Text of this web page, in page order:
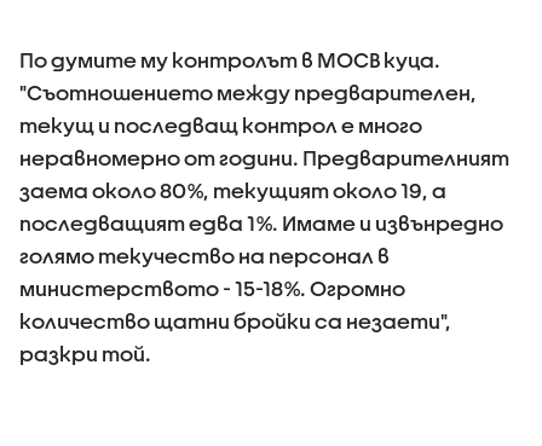
По думите му контролът в МОСВ куца.
"Съотношението между предварителен,
текущ и последващ контрол е много
неравномерно от години. Предварителният
заема около 80%, текущият около 19, а
последващият едва 1%. Имаме и извънредно
голямо текучество на персонал в
министерството - 15-18%. Огромно
количество щатни бройки са незаети",
разкри той.